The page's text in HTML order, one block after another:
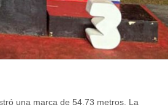
una marca de 54.73 metros. La